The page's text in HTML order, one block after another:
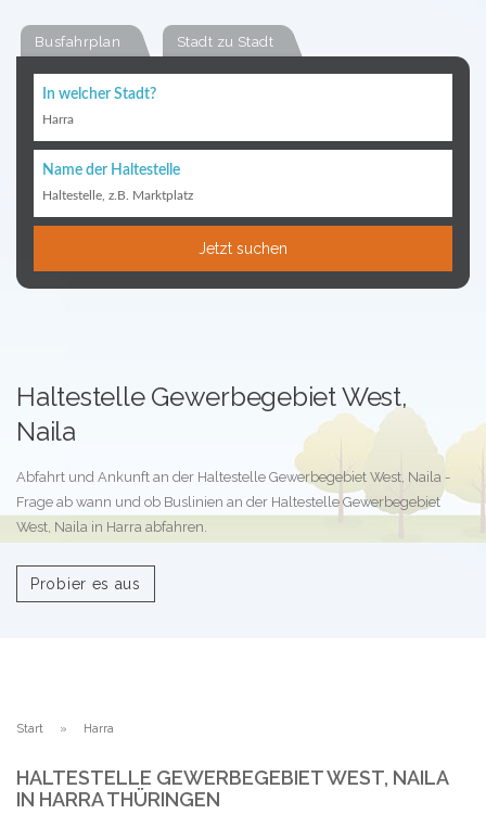
Busfahrplan Stadt zu Stadt
In welcher Stadt?
Harra
Name der Haltestelle
Haltestelle, z.B. Marktplatz
Jetzt suchen
Haltestelle Gewerbegebiet West,
Naila
Abfahrt und Ankunft an der Haltestelle Gewerbegebiet West, Naila -
Frage ab wann und ob Buslinien an der Haltestelle Gewerbegebiet
West, Naila in Harra abfahren.
Probier es aus
Start Harra
HALTESTELLE GEWERBEGEBIET WEST, NAILA
IN HARRA THÜRINGEN